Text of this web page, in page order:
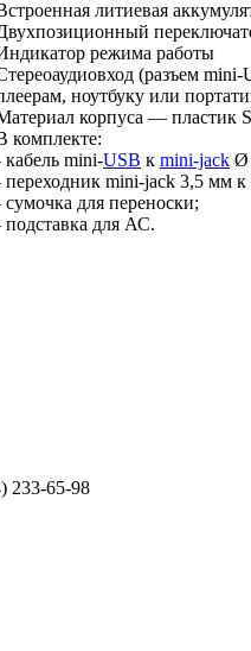
литиевая
режима работы
(разъем
ноутбуку или
корпуса — пластик
комплекте:
кабель mini-USB к mini-jack Ø
переходник mini-jack 3,5 мм
сумочка для переноски;
подставка для АС.
233-65-98